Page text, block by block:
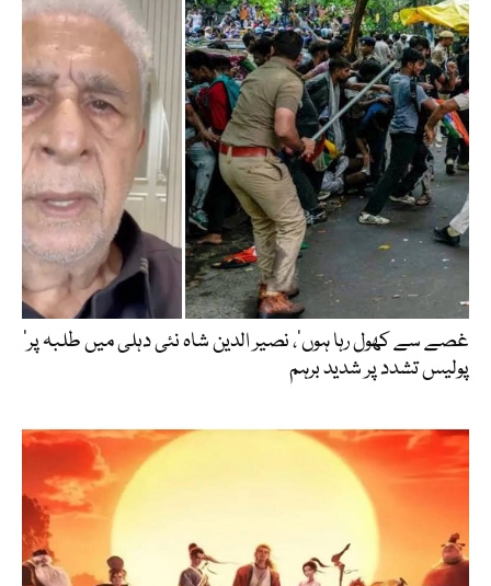
’غصے سے کھول رہا ہوں‘، نصیر الدین شاہ نئی دہلی میں طلبہ پر
پولیس تشدد پر شدید برہم